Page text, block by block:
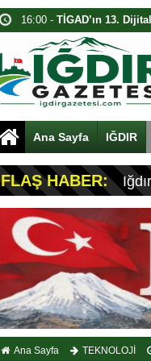
13:40 - Ağrı Dağı’nda
10:40 -Iğdır’da Dijital
13:40 - Davulcu, Paraları
15:40 -Akyumak’ta
15:00 -Iğdır’da Traktör
09:40 - Karabatak Kolyesi:
16:00 -Iğdır’da
09:40 -Iğdır’da Kamuda
10:00 -Iğdır’da Koçbaşlı
Ana Sayfa IĞDIR
FLAŞ HABER:
Ana Sayfa TEKNOLOJİ